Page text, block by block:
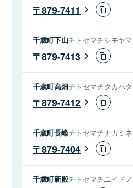
879-7411
千歳町下山チトセマチシモヤマ
879-7413
千歳町高畑チトセマチタカハタ
879-7412
千歳町長峰チトセマチナガミネ
879-7404
千歳町新殿チトセマチニイドノ